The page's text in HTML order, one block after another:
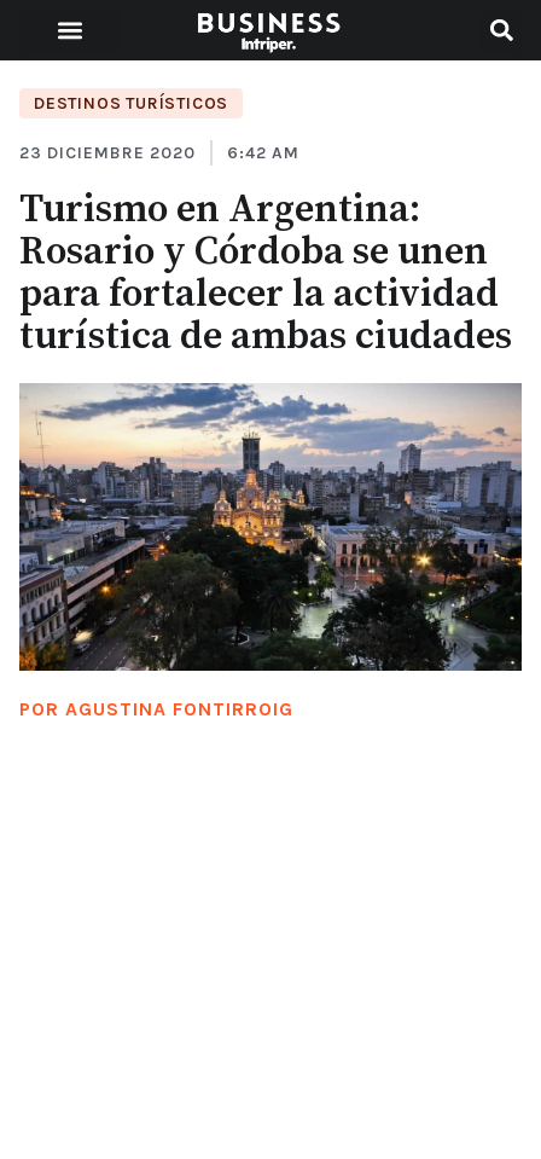
DESTINOS TURÍSTICOS
23 DICIEMBRE 2020 6:42 AM
Turismo en Argentina:
Rosario y Córdoba se unen
para fortalecer la actividad
turística de ambas ciudades
POR AGUSTINA FONTIRROIG